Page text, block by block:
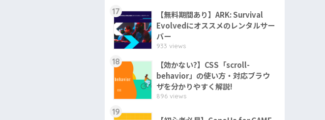
17
【無料期間あり】ARK: Survival
Evolvedにオススメのレンタルサー
バー
933 views
18
【効かない?】CSS「scroll-
behavior」の使い方・対応ブラウ
ザを分かりやすく解説!
896 views
19